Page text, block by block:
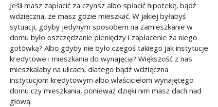
Jeśli masz zapłacić za czynsz albo spłacić hipotekę, bądź
wdzięczna, że masz gdzie mieszkać. W jakiej byłabyś
sytuacji, gdyby jedynym sposobem na zamieszkanie w
domu było oszczędzanie pieniędzy i zapłacenie za niego
gotówką? Albo gdyby nie było czegoś takiego jak instytucje
kredytowe i mieszkania do wynajęcia? Większość z nas
mieszkałaby na ulicach, dlatego bądź wdzięczna
instytucjom kredytowym albo właścicielom wynajętego
domu czy mieszkania, ponieważ dzięki nim masz dach nad
głową.